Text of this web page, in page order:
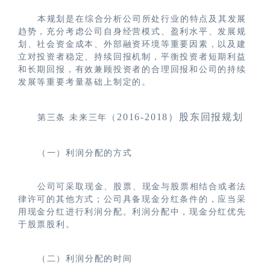
本规划是在综合分析公司所处行业的特点及其发展
趋势，充分考虑公司自身经营模式、盈利水平、发展规
划、社会资金成本、外部融资环境等重要因素，以及建
立对投资者稳定、持续回报机制，平衡投资者短期利益
和长期回报，有效兼顾投资者的合理回报和公司的持续
发展等重要考量基础上制定的。
第三条 未来三年（ 2016-2018）股东回报规划
（一）利润分配的方式
公司可采取现金、股票、现金与股票相结合或者法
律许可的其他方式；公司具备现金分红条件的，应当采
用现金分红进行利润分配。利润分配中，现金分红优先
于股票股利。
（二）利润分配的时间